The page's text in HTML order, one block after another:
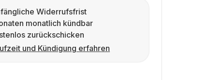
Widerrufsfrist
monatlich kündbar
zurückschicken
und Kündigung erfahren